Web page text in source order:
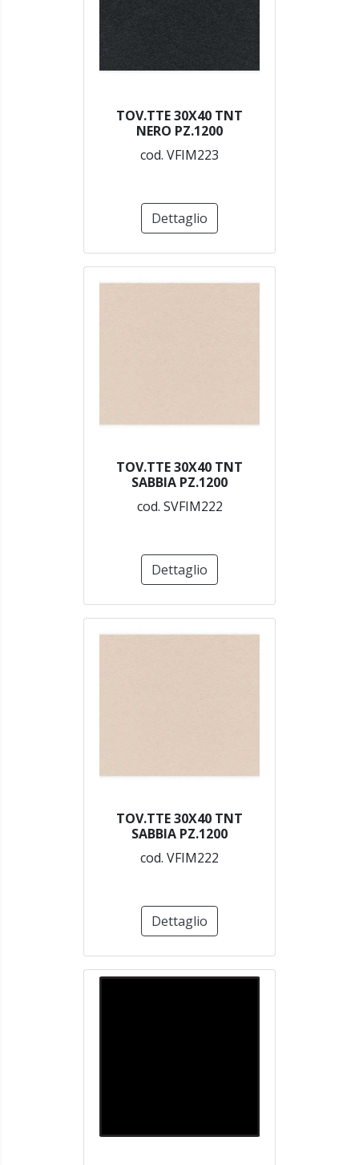
TOV.TTE 30X40 TNT
NERO PZ.1200
cod. VFIM223
Dettaglio
TOV.TTE 30X40 TNT
SABBIA PZ.1200
cod. SVFIM222
Dettaglio
TOV.TTE 30X40 TNT
SABBIA PZ.1200
cod. VFIM222
Dettaglio